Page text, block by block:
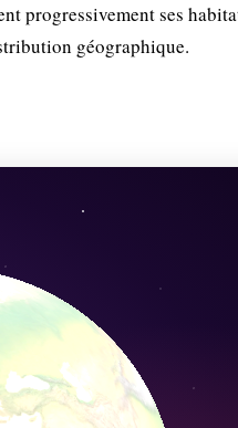
progressivement ses
géographique.